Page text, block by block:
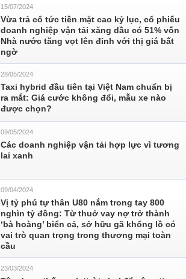
15/07/2024
Vừa trả cổ tức tiền mặt cao kỷ lục, cổ phiếu
doanh nghiệp vận tải xăng dầu có 51% vốn
Nhà nước tăng vọt lên đỉnh với thị giá bất
ngờ
28/05/2024
Taxi hybrid đầu tiên tại Việt Nam chuẩn bị
ra mắt: Giá cước không đổi, mẫu xe nào
được chọn?
09/05/2024
Các doanh nghiệp vận tải hợp lực vì tương
lai xanh
09/04/2024
Vị tỷ phú tự thân U80 nắm trong tay 800
nghìn tỷ đồng: Từ thuở vay nợ trở thành
‘bà hoàng’ biển cả, sở hữu gã khổng lồ có
vai trò quan trọng trong thương mại toàn
cầu
23/03/2024